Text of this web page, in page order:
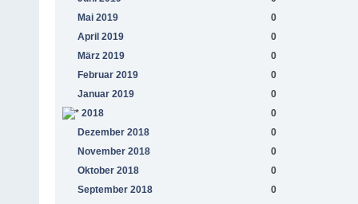
Mai 2019
0
April 2019
0
März 2019
0
Februar 2019
0
Januar 2019
0
2018
0
Dezember 2018
0
November 2018
0
Oktober 2018
0
September 2018
0